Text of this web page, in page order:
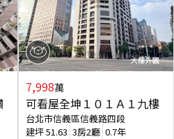
7,998萬
可看屋全坤１０１Ａ１九樓
台北市信義區信義路四段
建坪51.63 3房2廳 0.7年